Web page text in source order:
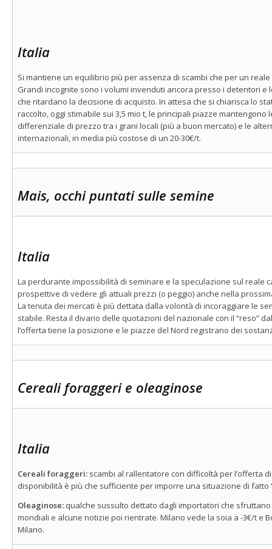
Italia
Si mantiene un equilibrio più per assenza di scambi che per un
Grandi incognite sono i volumi invenduti ancora presso i detentori e
che ritardano la decisione di acquisto. In attesa che si chiarisca lo
raccolto, oggi stimabile sui 3,5 mio t, le principali piazze
differenziale di prezzo tra i grani locali (più a buon mercato) e le
internazionali, in media più costose di un 20-30€/t.
Mais, occhi puntati sulle semine
Italia
La perdurante impossibilità di seminare e la speculazione sul reale
prospettive di vedere gli attuali prezzi (o peggio) anche nella
La tenuta dei mercati è più dettata dalla volontà di incoraggiare le
stabile. Resta il divario delle quotazioni del nazionale con il “reso”
l’offerta tiene la posizione e le piazze del Nord registrano dei
Cereali foraggeri e oleaginose
Italia
Cereali foraggeri: scambi al rallentatore con difficoltà per l’offerta
disponibilità è più che sufficiente per imporre una situazione di fatto
Oleaginose: qualche sussulto dettato dagli importatori che
mondiali e alcune notizie poi rientrate. Milano vede la soia a -3€/t e
Milano.